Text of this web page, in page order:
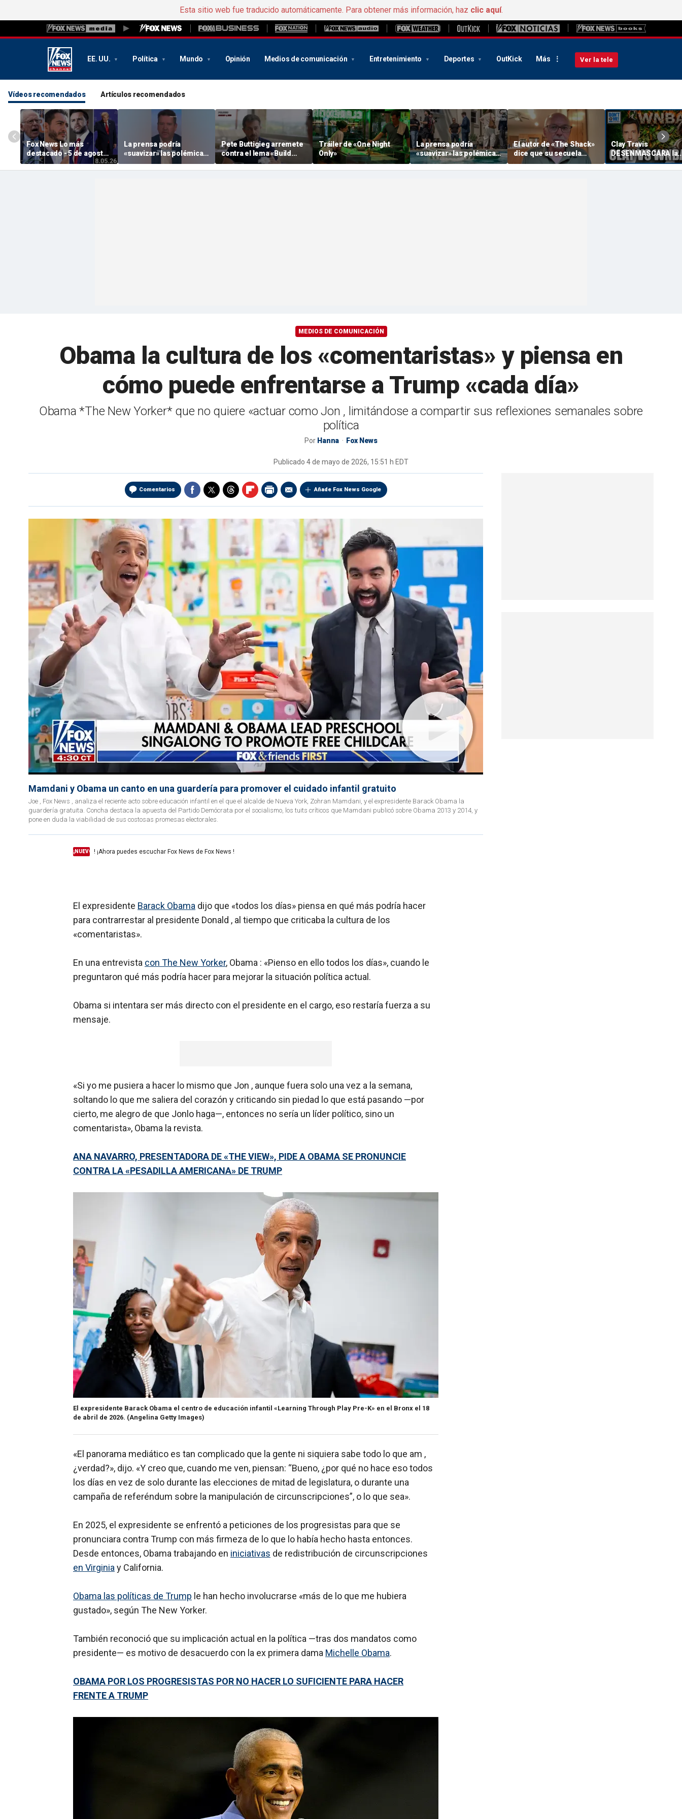
Esta sitio web fue traducido automáticamente. Para obtener más información, haz clic aquí.
EE. UU. Política Mundo Opinión Medios de comunicación Entretenimiento Deportes OutKick Más Ver la tele
Vídeos recomendados Artículos recomendados
Fox News Lo más
destacado - 5 de agosto
de 2026
La prensa podría
«suavizar» las polémicas
sobre El-Sayed y Piker
para que los demócratas
Pete Buttigieg arremete
contra el lema «Build
Back Better» de « Biden »
en medio de los rumores
Tráiler de «One Night
Only»
La prensa podría
«suavizar» las polémicas
sobre El-Sayed y Piker
para que los demócratas
El autor de «The Shack»
dice que su secuela
podría desatar otra
polémica en el mundo
Clay Travis
DESENMASCARA la
hipocresía de «
cómo han tratado a
MEDIOS DE COMUNICACIÓN
Obama la cultura de los «comentaristas» y piensa en
cómo puede enfrentarse a Trump «cada día»
Obama *The New Yorker* que no quiere «actuar como Jon , limitándose a compartir sus reflexiones semanales sobre
política
Por Hanna Fox News
Publicado 4 de mayo de 2026, 15:51 h EDT
Comentarios Añade Fox News Google
Mamdani y Obama un canto en una guardería para promover el cuidado infantil gratuito
Joe , Fox News , analiza el reciente acto sobre educación infantil en el que el alcalde de Nueva York, Zohran Mamdani, y el expresidente Barack Obama la
guardería gratuita. Concha destaca la apuesta del Partido Demócrata por el socialismo, los tuits críticos que Mamdani publicó sobre Obama 2013 y 2014, y
pone en duda la viabilidad de sus costosas promesas electorales.
¡NUEVO ! ¡Ahora puedes escuchar Fox News de Fox News !
El expresidente Barack Obama dijo que «todos los días» piensa en qué más podría hacer
para contrarrestar al presidente Donald , al tiempo que criticaba la cultura de los
«comentaristas».
En una entrevista con The New Yorker, Obama : «Pienso en ello todos los días», cuando le
preguntaron qué más podría hacer para mejorar la situación política actual.
Obama si intentara ser más directo con el presidente en el cargo, eso restaría fuerza a su
mensaje.
«Si yo me pusiera a hacer lo mismo que Jon , aunque fuera solo una vez a la semana,
soltando lo que me saliera del corazón y criticando sin piedad lo que está pasando —por
cierto, me alegro de que Jonlo haga—, entonces no sería un líder político, sino un
comentarista», Obama la revista.
ANA NAVARRO, PRESENTADORA DE «THE VIEW», PIDE A OBAMA SE PRONUNCIE
CONTRA LA «PESADILLA AMERICANA» DE TRUMP
El expresidente Barack Obama el centro de educación infantil «Learning Through Play Pre-K» en el Bronx el 18
de abril de 2026. (Angelina Getty Images)
«El panorama mediático es tan complicado que la gente ni siquiera sabe todo lo que am ,
¿verdad?», dijo. «Y creo que, cuando me ven, piensan: “Bueno, ¿por qué no hace eso todos
los días en vez de solo durante las elecciones de mitad de legislatura, o durante una
campaña de referéndum sobre la manipulación de circunscripciones”, o lo que sea».
En 2025, el expresidente se enfrentó a peticiones de los progresistas para que se
pronunciara contra Trump con más firmeza de lo que lo había hecho hasta entonces.
Desde entonces, Obama trabajando en iniciativas de redistribución de circunscripciones
en Virginiay California.
Obama las políticas de Trump le han hecho involucrarse «más de lo que me hubiera
gustado», según The New Yorker.
También reconoció que su implicación actual en la política —tras dos mandatos como
presidente— es motivo de desacuerdo con la ex primera dama Michelle Obama.
OBAMA POR LOS PROGRESISTAS POR NO HACER LO SUFICIENTE PARA HACER
FRENTE A TRUMP